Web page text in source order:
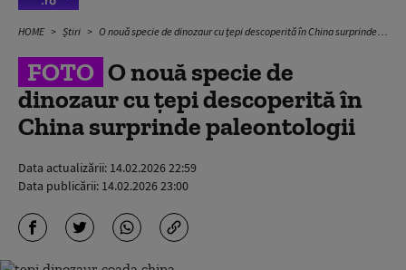
HOME Știri O nouă specie de dinozaur cu țepi descoperită în China surprinde paleontologii
FOTO O nouă specie de
dinozaur cu țepi descoperită în
China surprinde paleontologii
Data actualizării: 14.02.2026 22:59
Data publicării: 14.02.2026 23:00